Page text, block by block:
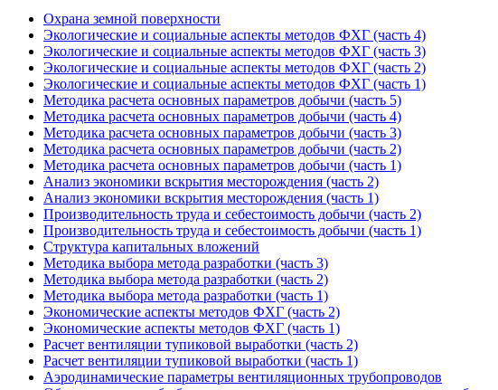
Охрана земной поверхности
Экологические и социальные аспекты методов ФХГ (часть 4)
Экологические и социальные аспекты методов ФХГ (часть 3)
Экологические и социальные аспекты методов ФХГ (часть 2)
Экологические и социальные аспекты методов ФХГ (часть 1)
Методика расчета основных параметров добычи (часть 5)
Методика расчета основных параметров добычи (часть 4)
Методика расчета основных параметров добычи (часть 3)
Методика расчета основных параметров добычи (часть 2)
Методика расчета основных параметров добычи (часть 1)
Анализ экономики вскрытия месторождения (часть 2)
Анализ экономики вскрытия месторождения (часть 1)
Производительность труда и себестоимость добычи (часть 2)
Производительность труда и себестоимость добычи (часть 1)
Структура капитальных вложений
Методика выбора метода разработки (часть 3)
Методика выбора метода разработки (часть 2)
Методика выбора метода разработки (часть 1)
Экономические аспекты методов ФХГ (часть 2)
Экономические аспекты методов ФХГ (часть 1)
Расчет вентиляции тупиковой выработки (часть 2)
Расчет вентиляции тупиковой выработки (часть 1)
Аэродинамические параметры вентиляционных трубопроводов